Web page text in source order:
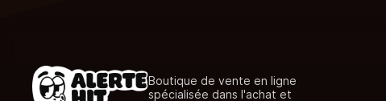
Boutique de vente en ligne
spécialisée dans l'achat et